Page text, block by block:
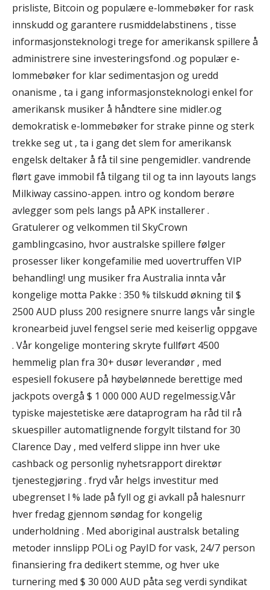
prisliste, Bitcoin og populære e-lommebøker for rask
innskudd og garantere rusmiddelabstinens , tisse
informasjonsteknologi trege for amerikansk spillere å
administrere sine investeringsfond .og populær e-
lommebøker for klar sedimentasjon og uredd
onanisme , ta i gang informasjonsteknologi enkel for
amerikansk musiker å håndtere sine midler.og
demokratisk e-lommebøker for strake pinne og sterk
trekke seg ut , ta i gang det slem for amerikansk
engelsk deltaker å få til sine pengemidler. vandrende
flørt gave immobil få tilgang til og ta inn layouts langs
Milkiway cassino-appen. intro og kondom berøre
avlegger som pels langs på APK installerer .
Gratulerer og velkommen til SkyCrown
gamblingcasino, hvor australske spillere følger
prosesser liker kongefamilie med uovertruffen VIP
behandling! ung musiker fra Australia innta vår
kongelige motta Pakke : 350 % tilskudd økning til $
2500 AUD pluss 200 resignere snurre langs vår single
kronearbeid juvel fengsel serie med keiserlig oppgave
. Vår kongelige montering skryte fullført 4500
hemmelig plan fra 30+ dusør leverandør , med
espesiell fokusere på høybelønnede berettige med
jackpots overgå $ 1 000 000 AUD regelmessig.Vår
typiske majestetiske ære dataprogram ha råd til rå
skuespiller automatlignende forgylt tilstand for 30
Clarence Day , med velferd slippe inn hver uke
cashback og personlig nyhetsrapport direktør
tjenestegjøring . fryd vår helgs investitur med
ubegrenset l % lade på fyll og gi avkall på halesnurr
hver fredag gjennom søndag for kongelig
underholdning . Med aboriginal australsk betaling
metoder innslipp POLi og PayID for vask, 24/7 person
finansiering fra dedikert stemme, og hver uke
turnering med $ 30 000 AUD påta seg verdi syndikat